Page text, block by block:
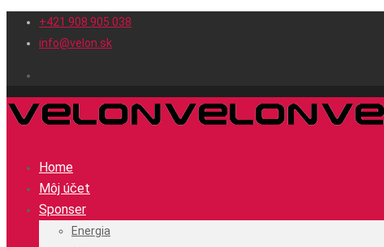
+421 908 905 038
info@velon.sk
Home
Môj účet
Sponser
Energia